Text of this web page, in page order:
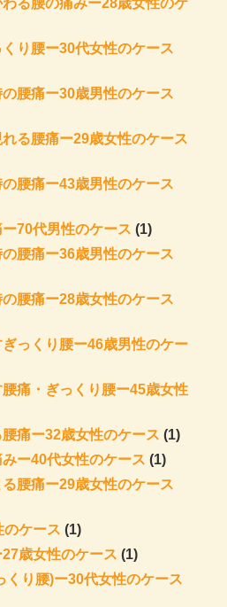
り腰ー30代女性のケース
腰痛ー30歳男性のケース
る腰痛ー29歳女性のケース
腰痛ー43歳男性のケース
70代男性のケース (1)
腰痛ー36歳男性のケース
腰痛ー28歳女性のケース
っくり腰ー46歳男性のケー
痛・ぎっくり腰ー45歳女性
痛ー32歳女性のケース (1)
ー40代女性のケース (1)
腰痛ー29歳女性のケース
のケース (1)
歳女性のケース (1)
くり腰)ー30代女性のケース